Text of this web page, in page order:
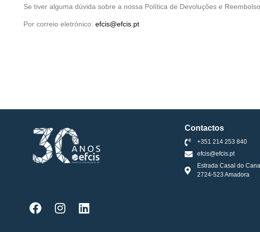
Se tiver alguma dúvida sobre a nossa Política de Devoluções e
Por correio eletrónico: efcis@efcis.pt
Contactos
+351 214 253 840
efcis@efcis.pt
Estrada Casal do
2724-523 Amadora